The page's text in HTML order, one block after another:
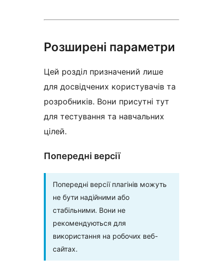
Розширені параметри
Цей розділ призначений лише
для досвідчених користувачів та
розробників. Вони присутні тут
для тестування та навчальних
цілей.
Попередні версії
Попередні версії плагінів можуть
не бути надійними або
стабільними. Вони не
рекомендуються для
використання на робочих веб-
сайтах.